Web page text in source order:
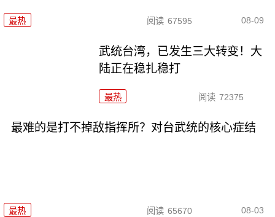
最热 阅读 67595 08-09
武统台湾，已发生三大转变！大
陆正在稳扎稳打
最热 阅读 72375
最难的是打不掉敌指挥所？对台武统的核心症结
最热 阅读 65670 08-03